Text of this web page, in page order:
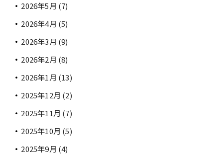
2026年5月 (7)
2026年4月 (5)
2026年3月 (9)
2026年2月 (8)
2026年1月 (13)
2025年12月 (2)
2025年11月 (7)
2025年10月 (5)
2025年9月 (4)